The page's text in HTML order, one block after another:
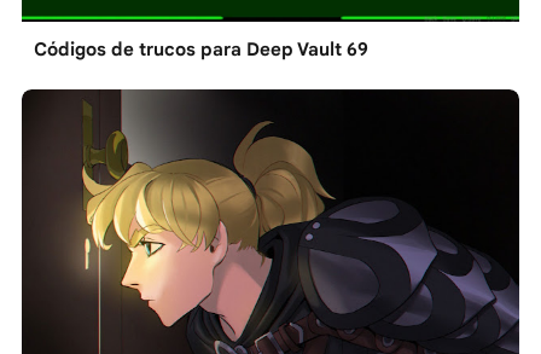
Códigos de trucos para Deep Vault 69